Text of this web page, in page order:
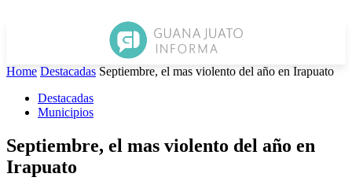
Home Destacadas Septiembre, el mas violento del año en Irapuato
Destacadas
Municipios
Septiembre, el mas violento del año en
Irapuato